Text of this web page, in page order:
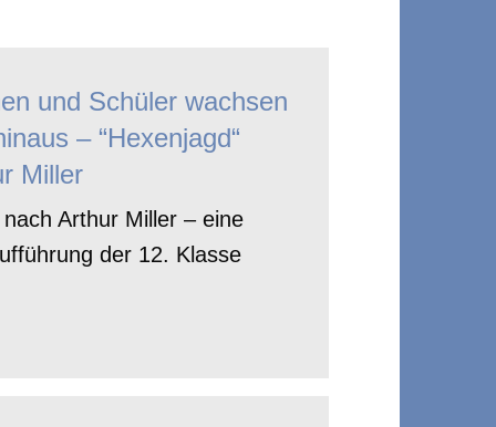
und Schüler wachsen
– “Hexenjagd“
Miller
nach Arthur Miller – eine
der 12. Klasse